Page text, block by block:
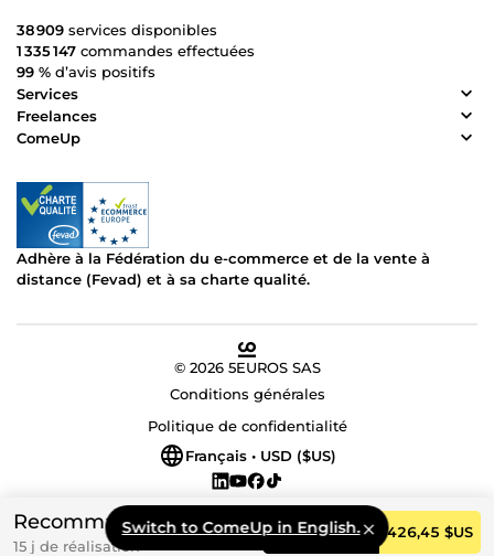
Recommandé
15 j de réalisation
Commander 426,45 $US
Switch to ComeUp in English.
38 909 services disponibles
1 335 147 commandes effectuées
99 % d’avis positifs
Services
Freelances
ComeUp
Adhère à la Fédération du e-commerce et de la vente à
distance (Fevad) et à sa charte qualité.
© 2026 5EUROS SAS
Conditions générales
Politique de confidentialité
Français • USD ($US)